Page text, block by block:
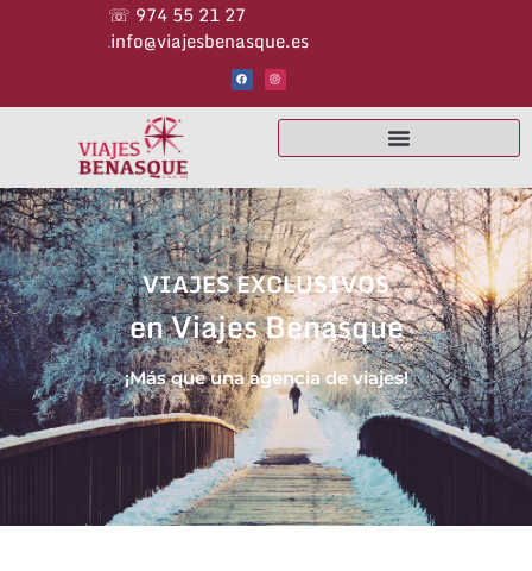
✉ info@viajesbenasque.es
VIAJES EXCLUSIVOS
en Viajes Benasque
¡Más que una agencia de viajes!